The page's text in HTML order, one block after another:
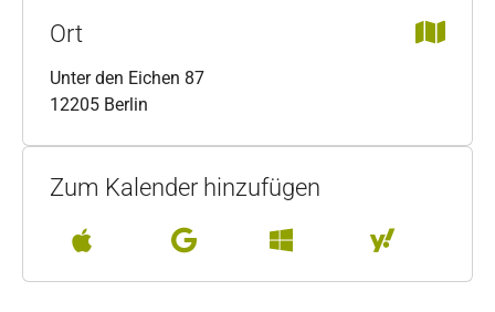
Ort
Unter den Eichen 87
12205 Berlin
Zum Kalender hinzufügen